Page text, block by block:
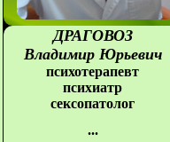
ДРАГОВОЗ
Владимир Юрьевич
психотерапевт
психиатр
сексопатолог
...